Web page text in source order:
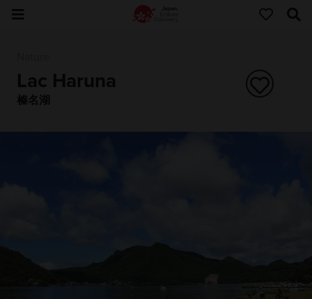
Lac Haruna
榛名湖